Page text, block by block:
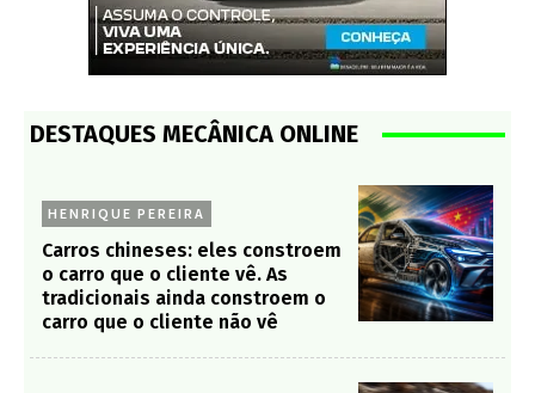
DESTAQUES MECÂNICA ONLINE
HENRIQUE PEREIRA
Carros chineses: eles constroem
o carro que o cliente vê. As
tradicionais ainda constroem o
carro que o cliente não vê